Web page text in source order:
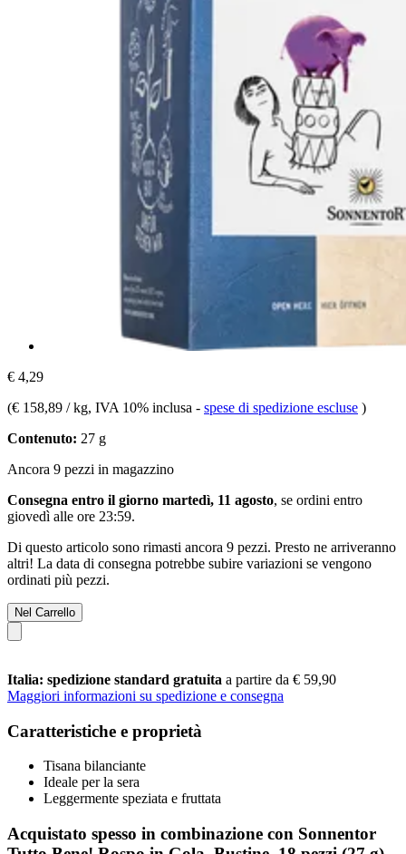
€ 4,29
(€ 158,89 / kg, IVA 10% inclusa - spese di spedizione escluse )
Contenuto: 27 g
Ancora 9 pezzi in magazzino
Consegna entro il giorno martedì, 11 agosto, se ordini entro
giovedì alle ore 23:59.
Di questo articolo sono rimasti ancora 9 pezzi. Presto ne arriveranno
altri! La data di consegna potrebbe subire variazioni se vengono
ordinati più pezzi.
Nel Carrello
Italia: spedizione standard gratuita a partire da € 59,90
Maggiori informazioni su spedizione e consegna
Caratteristiche e proprietà
Tisana bilanciante
Ideale per la sera
Leggermente speziata e fruttata
Acquistato spesso in combinazione con Sonnentor